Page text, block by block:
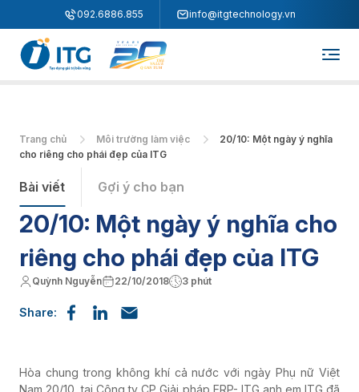
092.6886.855 info@itgtechnology.vn
Trang chủ Môi trường làm việc
20/10: Một ngày ý nghĩa
cho riêng cho phái đẹp của ITG
Bài viết Gợi ý cho bạn
20/10: Một ngày ý nghĩa cho
riêng cho phái đẹp của ITG
Quỳnh Nguyễn 22/10/2018 3 phút
Share:
Hòa chung trong không khí cả nước với ngày Phụ nữ Việt
Nam 20/10, tại Công ty CP Giải pháp ERP- ITG anh em ITG đã